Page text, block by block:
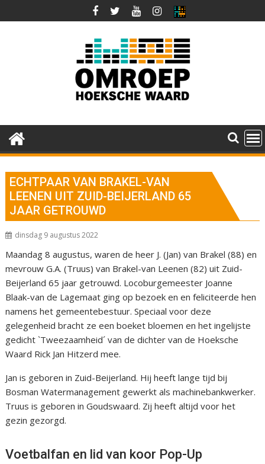
naar
ECHTPAAR VAN BRAKEL-VAN
LEENEN UIT ZUID-BEIJERLAND 65
JAAR GETROUWD
dinsdag 9 augustus 2022
Maandag 8 augustus, waren de heer J. (Jan) van Brakel (88) en
mevrouw G.A. (Truus) van Brakel-van Leenen (82) uit Zuid-
Beijerland 65 jaar getrouwd. Locoburgemeester Joanne
Blaak-van de Lagemaat ging op bezoek en en feliciteerde hen
namens het gemeentebestuur. Speciaal voor deze
gelegenheid bracht ze een boeket bloemen en het ingelijste
gedicht `Tweezaamheid´ van de dichter van de Hoeksche
Waard Rick Jan Hitzerd mee.
Jan is geboren in Zuid-Beijerland. Hij heeft lange tijd bij
Bosman Watermanagement gewerkt als machinebankwerker.
Truus is geboren in Goudswaard. Zij heeft altijd voor het
gezin gezorgd.
Voetbalfan en lid van koor Pop-Up